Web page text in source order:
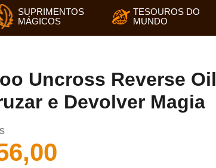
SUPRIMENTOS
MÁGICOS
TESOUROS DO
MUNDO
Uncross Reverse Oil
e Devolver Magia